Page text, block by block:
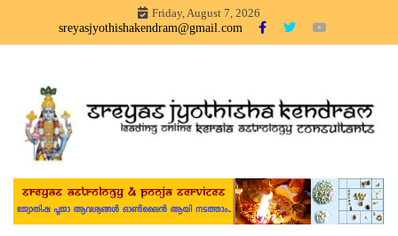
content
Friday, August 7, 2026
sreyasjyothishakendram@gmail.com
Sreyas Jyothisha Kendram
Sreyas Jyothisha KendramOnline Astrology, Articles in
Malayalam – sreyas jyothisha kendram